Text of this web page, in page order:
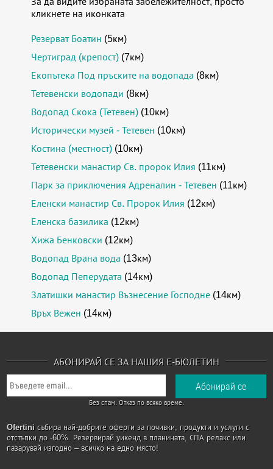
кликнете на иконката
Резерват Боатин (5км)
Чертиград (крепост) (7км)
Екопътека Под пръските на водопада (8км)
Тетевенски водопади (8км)
Водопад Скока (Тетевен) (10км)
Исторически музей - Тетевен (10км)
Костина (местност) (10км)
Тетевенски манастир Св. пророк Илия (11км)
Парк за приключения Адреналин - Тетевен (11км)
Еленски манастир Св. Пророк Илия (12км)
Еленска базилика (12км)
Хижа Бенковски (12км)
Водопад Врана вода (13км)
Водопад Пеперудата (14км)
Златишки манастир Възнесение Господне (14км)
Връх Вежен (14км)
АБОНИРАЙ СЕ ЗА НАШИЯ Е-БЮЛЕТИН
Без спам. Отказ по всяко време.
Ofertini събира най-добрите оферти за почивки, продукти и услуги с
отстъпки до -60%. Резервирай уикенд в планината, СПА релакс или
пазарувай изгодно – всичко на едно място!